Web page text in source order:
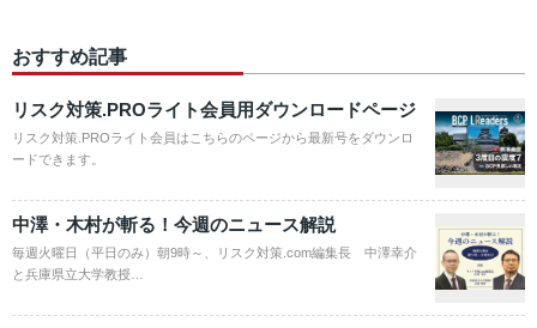
おすすめ記事
リスク対策.PROライト会員用ダウンロードページ
リスク対策.PROライト会員はこちらのページから最新号をダウンロ
ードできます。
中澤・木村が斬る！今週のニュース解説
毎週火曜日（平日のみ）朝9時～、リスク対策.com編集長 中澤幸介
と兵庫県立大学教授…